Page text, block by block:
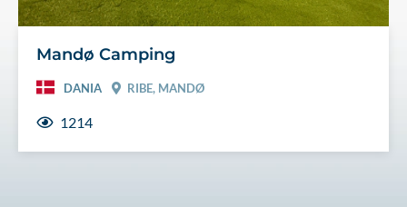
Mandø Camping
DANIA RIBE, MANDØ
1214